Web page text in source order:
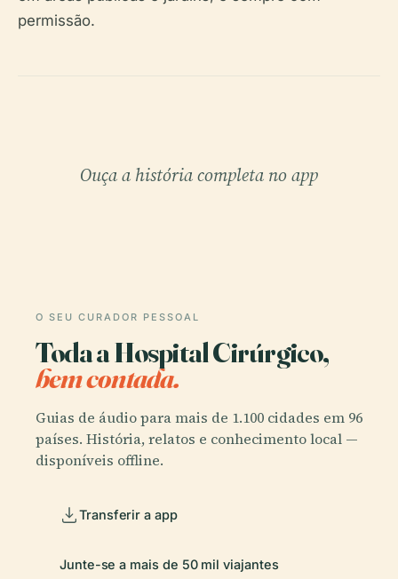
permissão.
Ouça a história completa no app
O SEU CURADOR PESSOAL
Toda a Hospital Cirúrgico,
bem contada.
Guias de áudio para mais de 1.100 cidades em 96
países. História, relatos e conhecimento local —
disponíveis offline.
Transferir a app
Junte-se a mais de 50 mil viajantes